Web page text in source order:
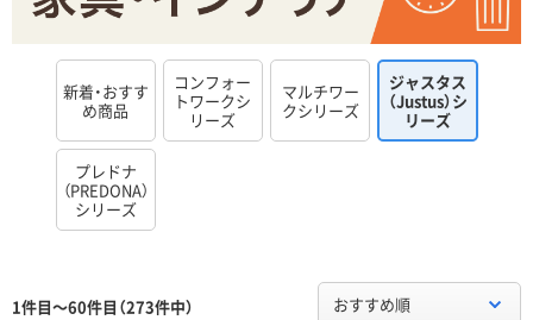
新着・おすす
め商品
コンフォー
トワークシ
リーズ
マルチワー
クシリーズ
ジャスタス
（Justus）シ
リーズ
プレドナ
（PREDONA）
シリーズ
1件目～60件目（273件中） おすすめ順